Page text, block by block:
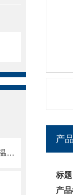
耐高温方形软连接具有优良的耐高温、耐腐蚀和密封性能
产
标
产